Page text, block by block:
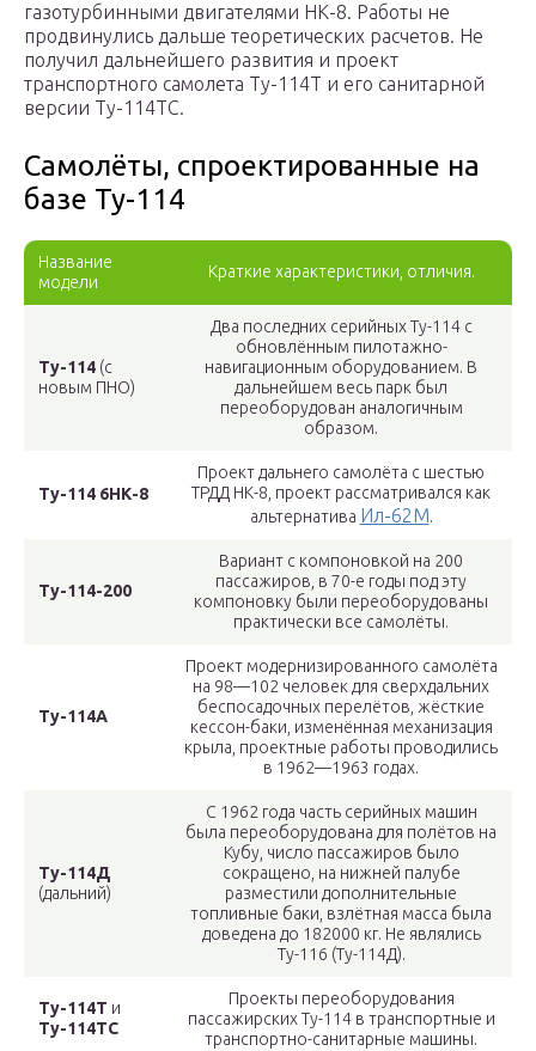
газотурбинными двигателями НК-8. Работы не
продвинулись дальше теоретических расчетов. Не
получил дальнейшего развития и проект
транспортного самолета Ту-114Т и его санитарной
версии Ту-114ТС.
Самолёты, спроектированные на
базе Ту-114
Название
модели
Краткие характеристики, отличия.
Ту-114 (с
новым ПНО)
Два последних серийных Ту-114 с
обновлённым пилотажно-
навигационным оборудованием. В
дальнейшем весь парк был
переоборудован аналогичным
образом.
Ту-114 6НК-8
Проект дальнего самолёта с шестью
ТРДД НК-8, проект рассматривался как
альтернатива Ил-62М.
Ту-114-200
Вариант с компоновкой на 200
пассажиров, в 70-е годы под эту
компоновку были переоборудованы
практически все самолёты.
Ту-114А
Проект модернизированного самолёта
на 98—102 человек для сверхдальних
беспосадочных перелётов, жёсткие
кессон-баки, изменённая механизация
крыла, проектные работы проводились
в 1962—1963 годах.
Ту-114Д
(дальний)
С 1962 года часть серийных машин
была переоборудована для полётов на
Кубу, число пассажиров было
сокращено, на нижней палубе
разместили дополнительные
топливные баки, взлётная масса была
доведена до 182000 кг. Не являлись
Ту-116 (Ту-114Д).
Ту-114Т и
Ту-114ТС
Проекты переоборудования
пассажирских Ту-114 в транспортные и
транспортно-санитарные машины.